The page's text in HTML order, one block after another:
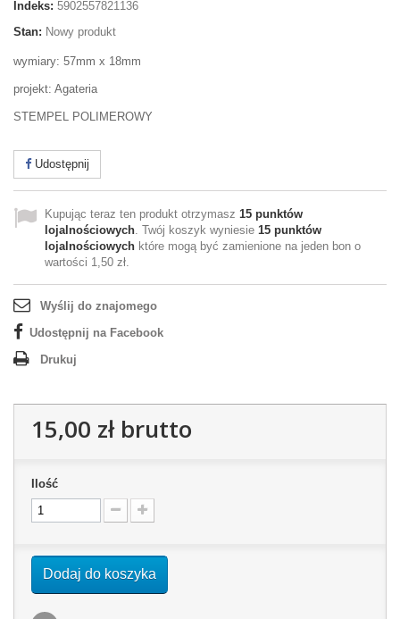
Indeks: 5902557821136
Stan: Nowy produkt
wymiary: 57mm x 18mm
projekt: Agateria
STEMPEL POLIMEROWY
Udostępnij
Kupując teraz ten produkt otrzymasz 15 punktów
lojalnościowych. Twój koszyk wyniesie 15 punktów
lojalnościowych które mogą być zamienione na jeden bon o
wartości 1,50 zł.
Wyślij do znajomego
Udostępnij na Facebook
Drukuj
15,00 złbrutto
Ilość
Dodaj do koszyka